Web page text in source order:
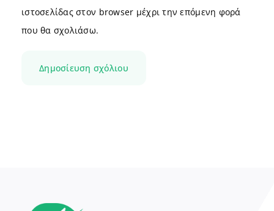
ιστοσελίδας στον browser μέχρι την επόμενη φορά
που θα σχολιάσω.